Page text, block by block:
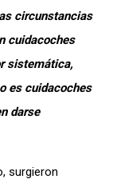
circunstancias
cuidacoches
sistemática,
es cuidacoches
darse
surgieron